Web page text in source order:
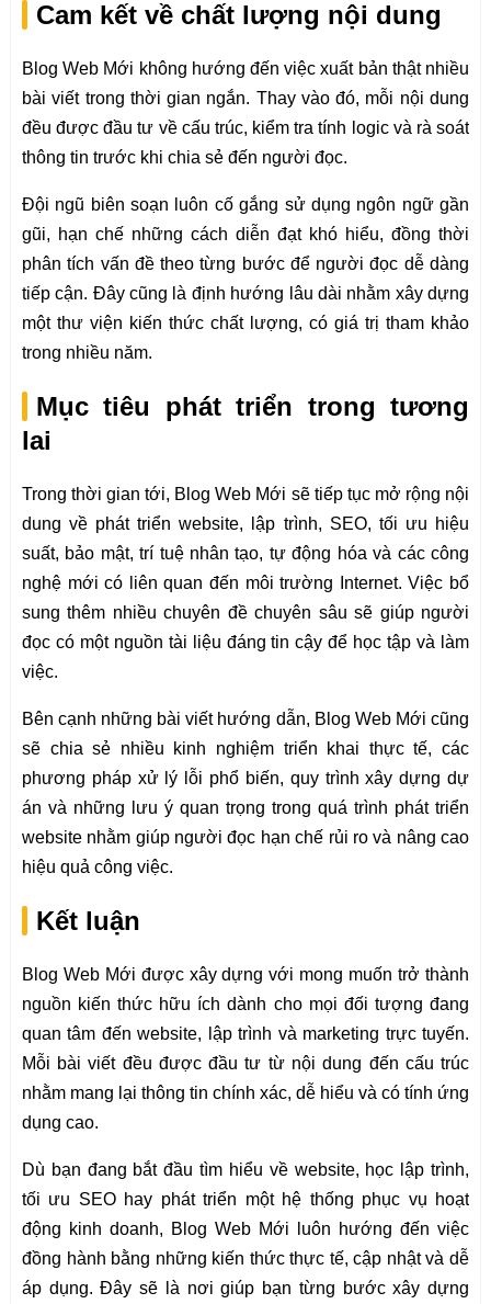
Cam kết về chất lượng nội dung
Blog Web Mới không hướng đến việc xuất bản thật nhiều
bài viết trong thời gian ngắn. Thay vào đó, mỗi nội dung
đều được đầu tư về cấu trúc, kiểm tra tính logic và rà soát
thông tin trước khi chia sẻ đến người đọc.
Đội ngũ biên soạn luôn cố gắng sử dụng ngôn ngữ gần
gũi, hạn chế những cách diễn đạt khó hiểu, đồng thời
phân tích vấn đề theo từng bước để người đọc dễ dàng
tiếp cận. Đây cũng là định hướng lâu dài nhằm xây dựng
một thư viện kiến thức chất lượng, có giá trị tham khảo
trong nhiều năm.
Mục tiêu phát triển trong tương
lai
Trong thời gian tới, Blog Web Mới sẽ tiếp tục mở rộng nội
dung về phát triển website, lập trình, SEO, tối ưu hiệu
suất, bảo mật, trí tuệ nhân tạo, tự động hóa và các công
nghệ mới có liên quan đến môi trường Internet. Việc bổ
sung thêm nhiều chuyên đề chuyên sâu sẽ giúp người
đọc có một nguồn tài liệu đáng tin cậy để học tập và làm
việc.
Bên cạnh những bài viết hướng dẫn, Blog Web Mới cũng
sẽ chia sẻ nhiều kinh nghiệm triển khai thực tế, các
phương pháp xử lý lỗi phổ biến, quy trình xây dựng dự
án và những lưu ý quan trọng trong quá trình phát triển
website nhằm giúp người đọc hạn chế rủi ro và nâng cao
hiệu quả công việc.
Kết luận
Blog Web Mới được xây dựng với mong muốn trở thành
nguồn kiến thức hữu ích dành cho mọi đối tượng đang
quan tâm đến website, lập trình và marketing trực tuyến.
Mỗi bài viết đều được đầu tư từ nội dung đến cấu trúc
nhằm mang lại thông tin chính xác, dễ hiểu và có tính ứng
dụng cao.
Dù bạn đang bắt đầu tìm hiểu về website, học lập trình,
tối ưu SEO hay phát triển một hệ thống phục vụ hoạt
động kinh doanh, Blog Web Mới luôn hướng đến việc
đồng hành bằng những kiến thức thực tế, cập nhật và dễ
áp dụng. Đây sẽ là nơi giúp bạn từng bước xây dựng